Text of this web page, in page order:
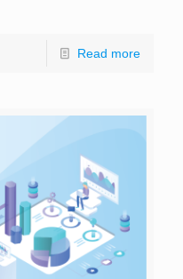
Read more